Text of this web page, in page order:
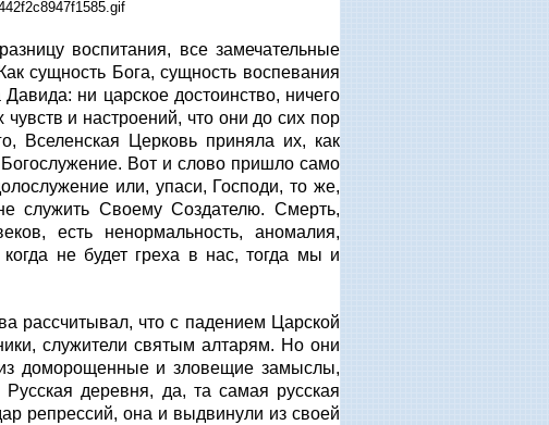
воспитания, все замечательные
сущность Бога, сущность воспевания
ни царское достоинство, ничего
и настроений, что они до сих пор
Вселенская Церковь приняла их, как
Вот и слово пришло само
или, упаси, Господи, то же,
служить Своему Создателю. Смерть,
есть ненормальность, аномалия,
не будет греха в нас, тогда мы и
рассчитывал, что с падением Царской
служители святым алтарям. Но они
доморощенные и зловещие замыслы,
деревня, да, та самая русская
репрессий, она и выдвинули из своей